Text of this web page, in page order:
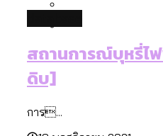
ลักษณ์แบบไหนสู่
กรุงเทพฯ ผ่าน
Bangkok
ของ 50 เขตในก
สวนสาธารณะแ
สถานการณ์บุหรี่ไ
ดิบ]
การ...